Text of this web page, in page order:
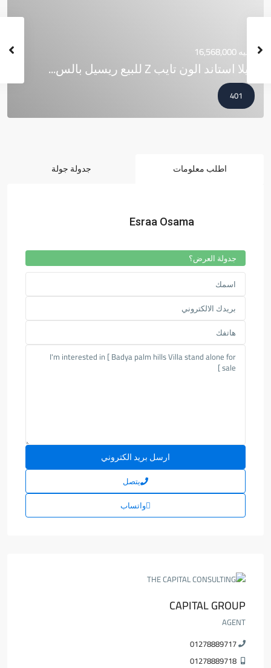
جنيه 16,568,000
فيلا استاند الون تايب Z للبيع ريسيل بالس...
401
اطلب معلومات جدولة جولة
Esraa Osama
جدولة العرض؟
يتصل
واتساب
CAPITAL GROUP
AGENT
01278889717
01278889718